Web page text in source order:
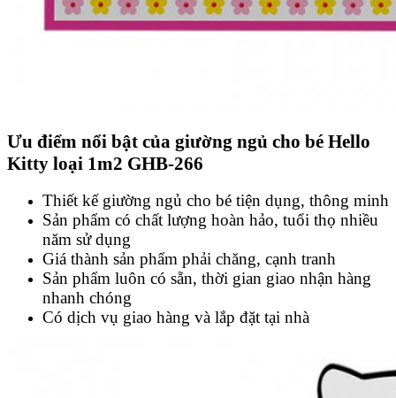
Ưu điểm nổi bật của giường ngủ cho bé Hello
Kitty loại 1m2 GHB-266
Thiết kế giường ngủ cho bé tiện dụng, thông minh
Sản phẩm có chất lượng hoàn hảo, tuổi thọ nhiều
năm sử dụng
Giá thành sản phẩm phải chăng, cạnh tranh
Sản phẩm luôn có sẵn, thời gian giao nhận hàng
nhanh chóng
Có dịch vụ giao hàng và lắp đặt tại nhà